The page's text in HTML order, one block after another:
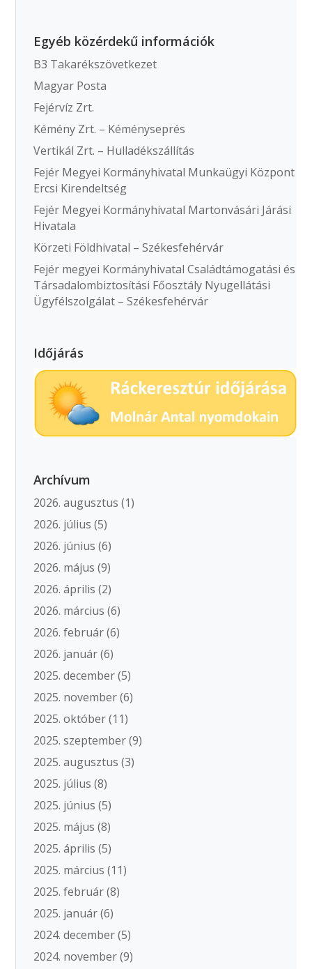
Egyéb közérdekű információk
B3 Takarékszövetkezet
Magyar Posta
Fejérvíz Zrt.
Kémény Zrt. – Kéményseprés
Vertikál Zrt. – Hulladékszállítás
Fejér Megyei Kormányhivatal Munkaügyi Központ
Ercsi Kirendeltség
Fejér Megyei Kormányhivatal Martonvásári Járási
Hivatala
Körzeti Földhivatal – Székesfehérvár
Fejér megyei Kormányhivatal Családtámogatási és
Társadalombiztosítási Főosztály Nyugellátási
Ügyfélszolgálat – Székesfehérvár
Időjárás
Archívum
2026. augusztus (1)
2026. július (5)
2026. június (6)
2026. május (9)
2026. április (2)
2026. március (6)
2026. február(6)
2026. január(6)
2025. december(5)
2025. november(6)
2025. október(11)
2025. szeptember(9)
2025. augusztus (3)
2025. július (8)
2025. június (5)
2025. május (8)
2025. április (5)
2025. március (11)
2025. február(8)
2025. január(6)
2024. december(5)
2024. november(9)